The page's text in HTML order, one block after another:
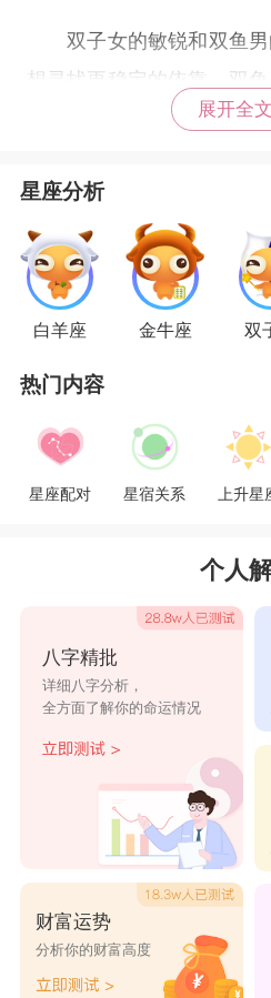
双子女的敏锐和双鱼男
想寻找更稳定的依靠。双
智灵敏，但又抓不着双子
杂的情况。但双鱼男和双
的特质，还是有机会成为
星座乐原创文章，转载需注
展开全文
星座分析
白羊座 金牛座 双
热门内容
星座配对 星宿关系 上升星
个人
八字精批
详细八字分析，
全方面了解你的命运情况
财富运势
分析你的财富高度